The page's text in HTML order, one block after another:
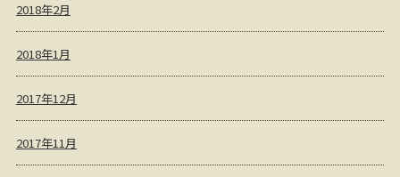
2018年2月
2018年1月
2017年12月
2017年11月